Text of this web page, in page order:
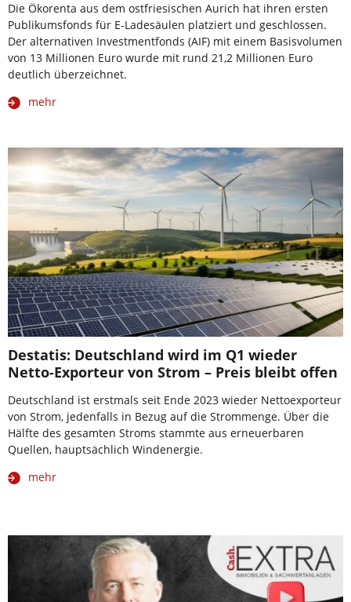
Die Ökorenta aus dem ostfriesischen Aurich hat ihren ersten
Publikumsfonds für E-Ladesäulen platziert und geschlossen.
Der alternativen Investmentfonds (AIF) mit einem Basisvolumen
von 13 Millionen Euro wurde mit rund 21,2 Millionen Euro
deutlich überzeichnet.
mehr
Destatis: Deutschland wird im Q1 wieder
Netto-Exporteur von Strom – Preis bleibt offen
Deutschland ist erstmals seit Ende 2023 wieder Nettoexporteur
von Strom, jedenfalls in Bezug auf die Strommenge. Über die
Hälfte des gesamten Stroms stammte aus erneuerbaren
Quellen, hauptsächlich Windenergie.
mehr